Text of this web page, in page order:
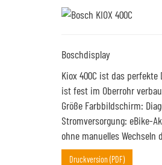
Boschdisplay
Kiox 400C ist das
ist fest im Oberrohr
Größe Farbbildschirm:
Stromversorgung: eBike-
ohne manuelles
Druckversion (PDF)